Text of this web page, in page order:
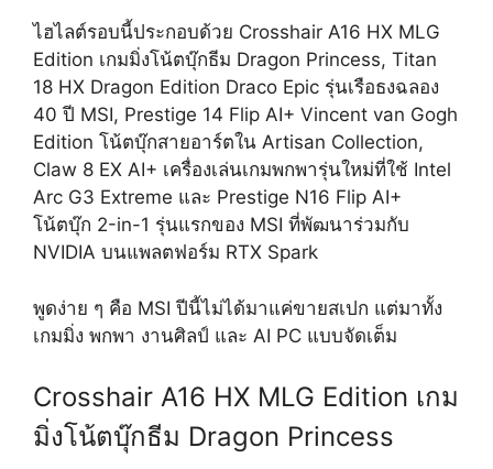
ไฮไลต์รอบนี้ประกอบด้วย Crosshair A16 HX MLG
Edition เกมมิ่งโน้ตบุ๊กธีม Dragon Princess, Titan
18 HX Dragon Edition Draco Epic รุ่นเรือธงฉลอง
40 ปี MSI, Prestige 14 Flip AI+ Vincent van Gogh
Edition โน้ตบุ๊กสายอาร์ตใน Artisan Collection,
Claw 8 EX AI+ เครื่องเล่นเกมพกพารุ่นใหม่ที่ใช้ Intel
Arc G3 Extreme และ Prestige N16 Flip AI+
โน้ตบุ๊ก 2-in-1 รุ่นแรกของ MSI ที่พัฒนาร่วมกับ
NVIDIA บนแพลตฟอร์ม RTX Spark
พูดง่าย ๆ คือ MSI ปีนี้ไม่ได้มาแค่ขายสเปก แต่มาทั้ง
เกมมิ่ง พกพา งานศิลป์ และ AI PC แบบจัดเต็ม
Crosshair A16 HX MLG Edition เกม
มิ่งโน้ตบุ๊กธีม Dragon Princess